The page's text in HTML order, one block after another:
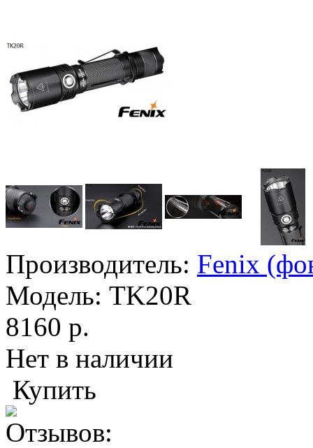
Производитель: Fenix
Модель: TK20R
8160 р.
Нет в наличии
Купить